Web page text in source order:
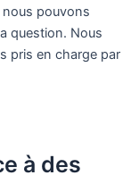
nous pouvons
question. Nous
pris en charge par
à des